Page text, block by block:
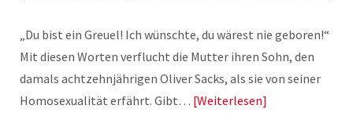
„Du bist ein Greuel! Ich wünschte, du wärest nie geboren!“
Mit diesen Worten verflucht die Mutter ihren Sohn, den
damals achtzehnjährigen Oliver Sacks, als sie von seiner
Homosexualität erfährt. Gibt… Weiterlesen